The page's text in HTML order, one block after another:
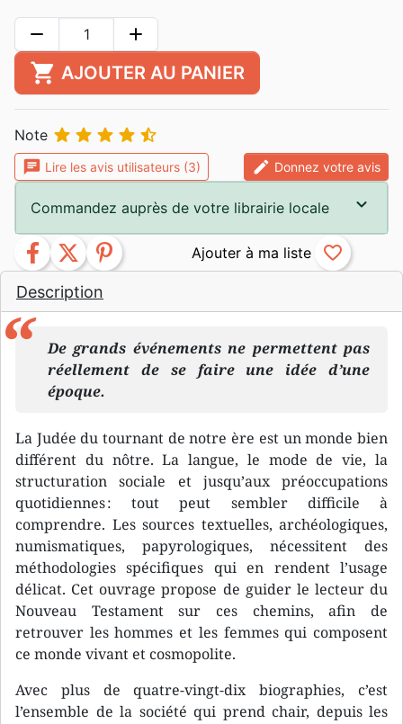
Description
De grands événements ne permettent pas
réellement de se faire une idée d’une
époque.
La Judée du tournant de notre ère est un monde bien
différent du nôtre. La langue, le mode de vie, la
structuration sociale et jusqu’aux préoccupations
quotidiennes : tout peut sembler difficile à
comprendre. Les sources textuelles, archéologiques,
numismatiques, papyrologiques, nécessitent des
méthodologies spécifiques qui en rendent l’usage
délicat. Cet ouvrage propose de guider le lecteur du
Nouveau Testament sur ces chemins, afin de
retrouver les hommes et les femmes qui composent
ce monde vivant et cosmopolite.
Avec plus de quatre-vingt-dix biographies, c’est
l’ensemble de la société qui prend chair, depuis les
remove add
shopping_cart AJOUTER AU PANIER
Note     
chat Lire les avis utilisateurs (3) edit Donnez votre avis
Commandez auprès de votre librairie locale
facebook twitter pinterest favorite_border